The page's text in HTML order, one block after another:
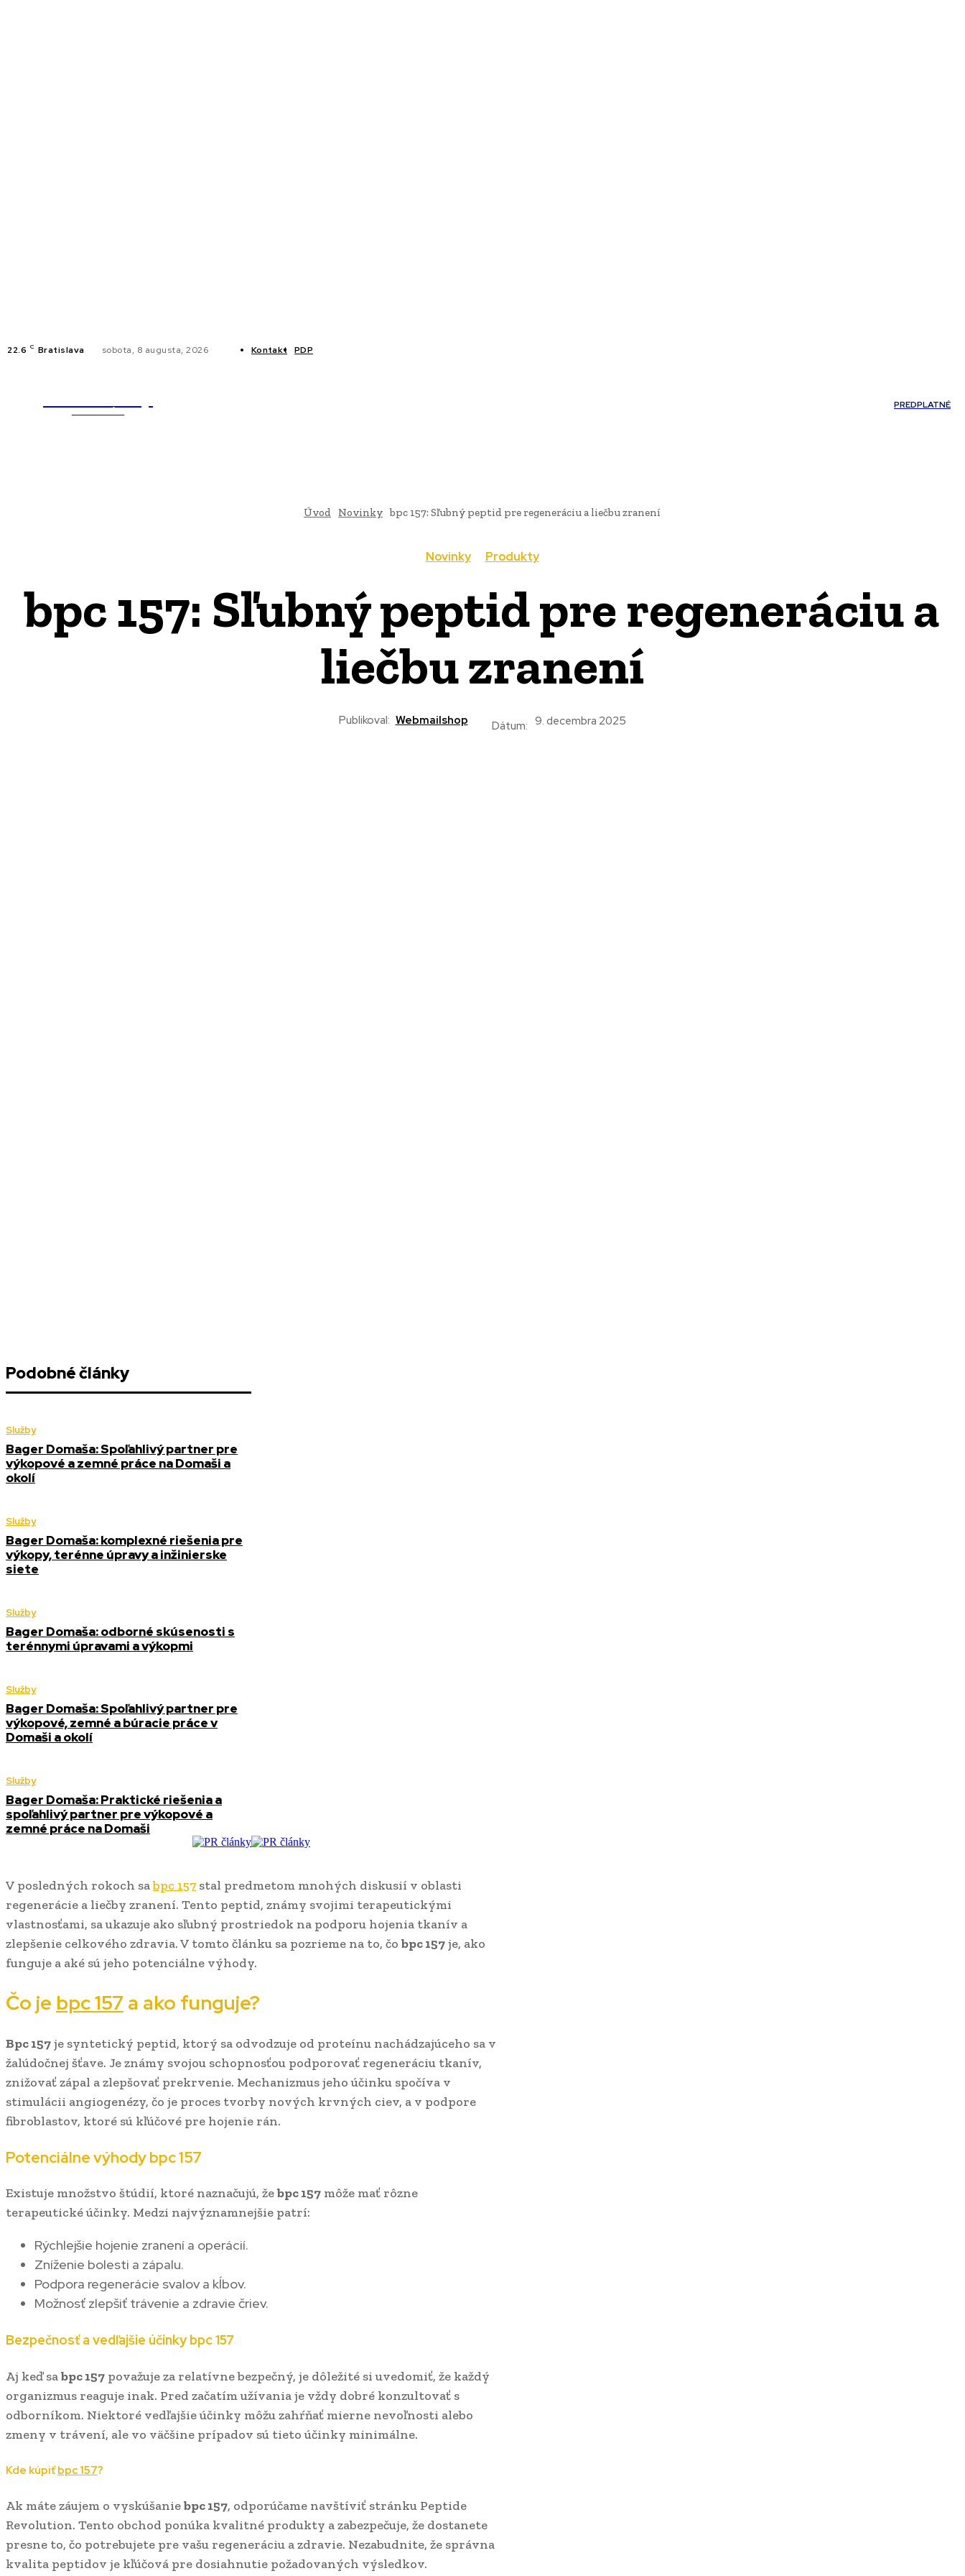
22.6 C Bratislava sobota, 8 augusta, 2026 Kontakt PDP
PREDPLATNÉ
Úvod Novinky bpc 157: Sľubný peptid pre regeneráciu a liečbu zranení
Novinky Produkty
bpc 157: Sľubný peptid pre regeneráciu a
liečbu zranení
Publikoval: Webmailshop Dátum: 9. decembra 2025
Podobné články
Služby
Bager Domaša: Spoľahlivý partner pre
výkopové a zemné práce na Domaši a
okolí
Služby
Bager Domaša: komplexné riešenia pre
výkopy, terénne úpravy a inžinierske
siete
Služby
Bager Domaša: odborné skúsenosti s
terénnymi úpravami a výkopmi
Služby
Bager Domaša: Spoľahlivý partner pre
výkopové, zemné a búracie práce v
Domaši a okolí
Služby
Bager Domaša: Praktické riešenia a
spoľahlivý partner pre výkopové a
zemné práce na Domaši
V posledných rokoch sabpc 157 stal predmetom mnohých diskusií v oblasti
regenerácie a liečby zranení. Tento peptid, známy svojimi terapeutickými
vlastnosťami, sa ukazuje ako sľubný prostriedok na podporu hojenia tkanív a
zlepšenie celkového zdravia. V tomto článku sa pozrieme na to, čo bpc 157je, ako
funguje a aké sú jeho potenciálne výhody.
Čo je bpc 157 a ako funguje?
Bpc 157je syntetický peptid, ktorý sa odvodzuje od proteínu nachádzajúceho sa v
žalúdočnej šťave. Je známy svojou schopnosťou podporovať regeneráciu tkanív,
znižovať zápal a zlepšovať prekrvenie. Mechanizmus jeho účinku spočíva v
stimulácii angiogenézy, čo je proces tvorby nových krvných ciev, a v podpore
fibroblastov, ktoré sú kľúčové pre hojenie rán.
Potenciálne výhodybpc 157
Existuje množstvo štúdií, ktoré naznačujú, žebpc 157 môže mať rôzne
terapeutické účinky. Medzi najvýznamnejšie patrí:
Rýchlejšie hojenie zranení a operácií.
Zníženie bolesti a zápalu.
Podpora regenerácie svalov a kĺbov.
Možnosť zlepšiť trávenie a zdravie čriev.
Bezpečnosť a vedľajšie účinky bpc 157
Aj keď sabpc 157 považuje za relatívne bezpečný, je dôležité si uvedomiť, že každý
organizmus reaguje inak. Pred začatím užívania je vždy dobré konzultovať s
odborníkom. Niektoré vedľajšie účinky môžu zahŕňať mierne nevoľnosti alebo
zmeny v trávení, ale vo väčšine prípadov sú tieto účinky minimálne.
Kde kúpiťbpc 157?
Ak máte záujem o vyskúšaniebpc 157, odporúčame navštíviť stránku Peptide
Revolution. Tento obchod ponúka kvalitné produkty a zabezpečuje, že dostanete
presne to, čo potrebujete pre vašu regeneráciu a zdravie. Nezabudnite, že správna
kvalita peptidov je kľúčová pre dosiahnutie požadovaných výsledkov.